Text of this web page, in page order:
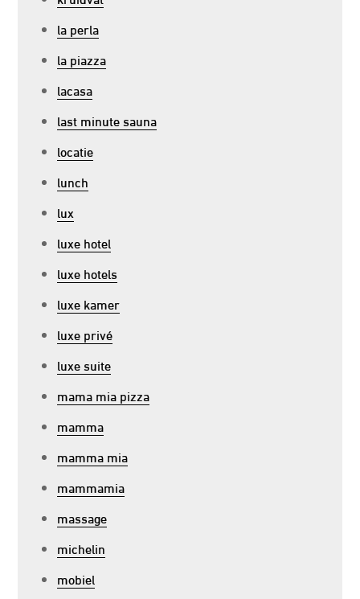
la perla
la piazza
lacasa
last minute sauna
locatie
lunch
lux
luxe hotel
luxe hotels
luxe kamer
luxe privé
luxe suite
mama mia pizza
mamma
mamma mia
mammamia
massage
michelin
mobiel